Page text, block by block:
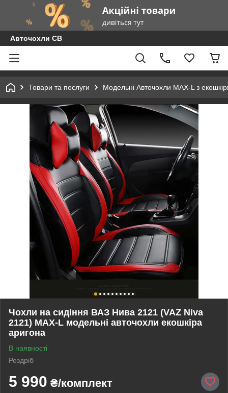
Авточохли СВ
Товари та послуги Модельні Авточохли MAX-L з
Чохли на сидіння ВАЗ Нива 2121 (VAZ Niva
2121) MAX-L модельні авточохли екошкіра
аригона
В наявності
Роздріб
5 990 ₴/комплект